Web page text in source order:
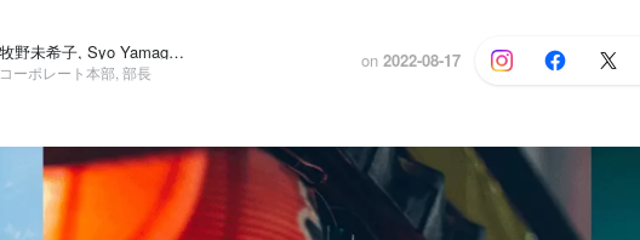
牧野未希子, Syo Yamaguchi
コーポレート本部, 部長
on 2022-08-17